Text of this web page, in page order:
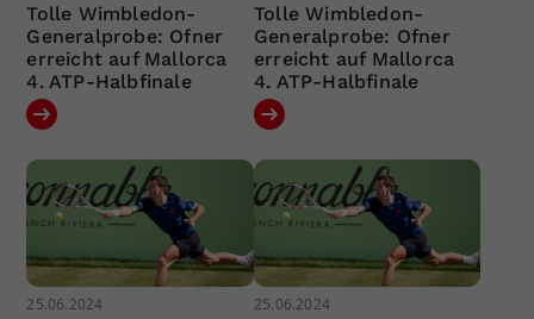
Tolle Wimbledon-
Generalprobe: Ofner
erreicht auf Mallorca
4. ATP-Halbfinale
Tolle Wimbledon-
Generalprobe: Ofner
erreicht auf Mallorca
4. ATP-Halbfinale
25.06.2024 25.06.2024